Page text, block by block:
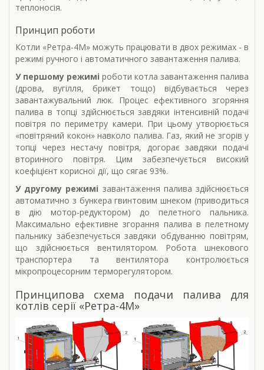
теплоносія.
Принцип роботи
Котли «Ретра-4М» можуть працювати в двох режимах - в
режимі ручного і автоматичного завантаження палива.
У першому режимі роботи котла завантаження палива
(дрова, вугілля, брикет тощо) відбувається через
завантажувальний люк. Процес ефективного згоряння
палива в топці здійснюється завдяки інтенсивній подачі
повітря по периметру камери. При цьому утворюється
«повітряний кокон» навколо палива. Газ, який не згорів у
топці через нестачу повітря, догорає завдяки подачі
вторинного повітря. Цим забезпечується високий
коефіцієнт корисної дії, що сягає 93%.
У другому режимі завантаження палива здійснюється
автоматично з бункера гвинтовим шнеком (приводиться
в дію мотор-редуктором) до пелетного пальника.
Максимально ефективне згорання палива в пелетному
пальнику забезпечується завдяки обдуванню повітрям,
що здійснюється вентилятором. Робота шнекового
транспортера та вентилятора контролюється
мікропроцесорним терморегулятором.
Принципова схема подачи палива для
котлів серії «Ретра-4М»